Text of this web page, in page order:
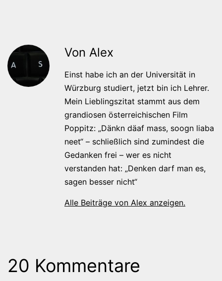
Von Alex
Einst habe ich an der Universität in
Würzburg studiert, jetzt bin ich Lehrer.
Mein Lieblingszitat stammt aus dem
grandiosen österreichischen Film
Poppitz: „Dänkn däaf mass, soogn liaba
neet“ – schließlich sind zumindest die
Gedanken frei – wer es nicht
verstanden hat: „Denken darf man es,
sagen besser nicht“
Alle Beiträge von Alex anzeigen.
20 Kommentare